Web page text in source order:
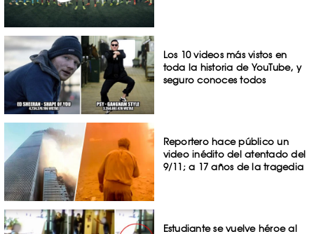
Los 10 videos más vistos en
toda la historia de YouTube, y
seguro conoces todos
Reportero hace público un
video inédito del atentado del
9/11; a 17 años de la tragedia
Estudiante se vuelve héroe al